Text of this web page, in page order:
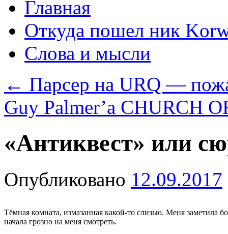
Главная
Откуда пошел ник
Слова и мысли
← Парсер на URQ —
Guy Palmer’a CHURCH
«Антиквест» или
Опубликовано 12.09.2017
Тёмная комната, измазанная какой-то слизью. Меня заметила
начала грозно на меня смотреть.